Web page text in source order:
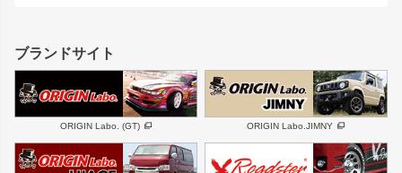
GS350
SC
スバル 三菱
デリカ D:5
軽自動車 汎用
ボンネット
フェンダー
サイドパーツ
リアゲート
メンテナンスパーツ
ハイエースパーツ
ホイール
ブランドサイト
ORIGIN Labo. (GT) ORIGIN Labo.JIMNY